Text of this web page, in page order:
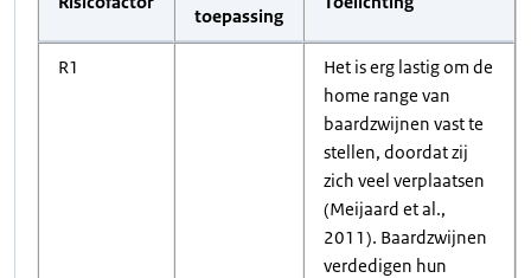
toepassing
R1
Het is erg lastig om de
home range van
baardzwijnen vast te
stellen, doordat zij
zich veel verplaatsen
(Meijaard et al.,
2011). Baardzwijnen
verdedigen hun